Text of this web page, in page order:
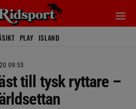
PLAY ISLAND
09:53
till tysk ryttare –